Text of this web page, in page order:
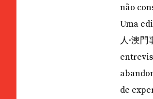
não
Uma
人·澳
de